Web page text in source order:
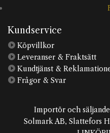
Kundservice
 Köpvillkor
 Leveranser & Fraktsätt
 Kundtjänst &
 Frågor & Svar
Importör och
Solmark AB, Slattefors